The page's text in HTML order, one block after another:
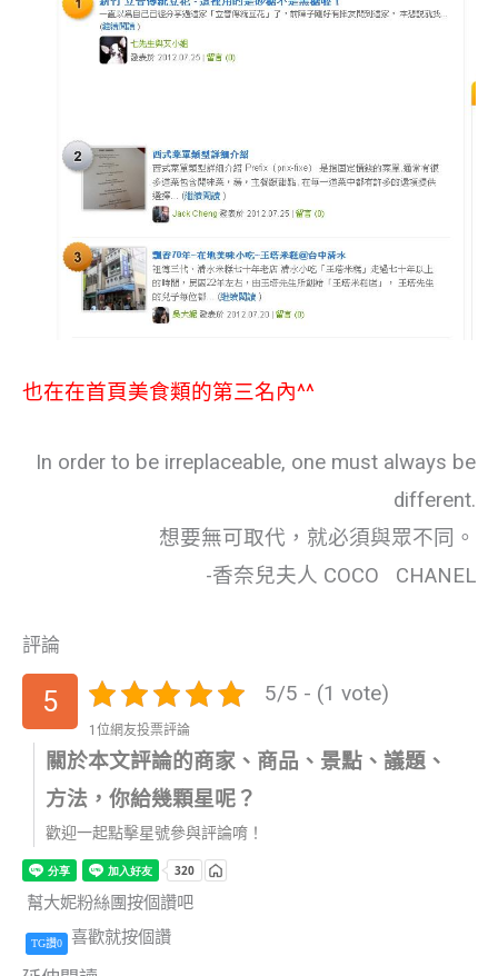
也在在首頁美食類的第三名內^^
In order to be irreplaceable, one must always be
different.
想要無可取代，就必須與眾不同。
-香奈兒夫人 COCO CHANEL
評論
5 5/5 - (1 vote)
1位網友投票評論
關於本文評論的商家、商品、景點、議題、
方法，你給幾顆星呢？
歡迎一起點擊星號參與評論唷！
幫大妮粉絲團按個讚吧
TG讚0 喜歡就按個讚